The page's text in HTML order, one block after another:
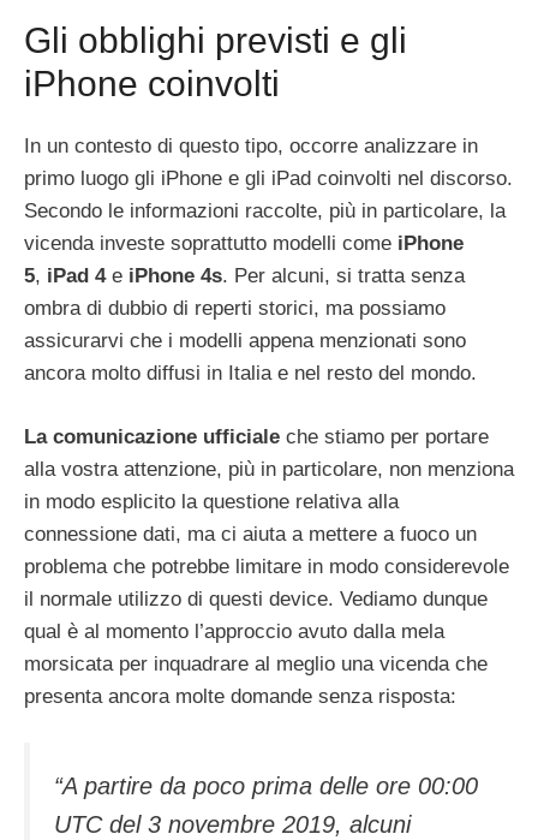
Gli obblighi previsti e gli
iPhone coinvolti
In un contesto di questo tipo, occorre analizzare in
primo luogo gli iPhone e gli iPad coinvolti nel discorso.
Secondo le informazioni raccolte, più in particolare, la
vicenda investe soprattutto modelli come iPhone
5, iPad 4 e iPhone 4s. Per alcuni, si tratta senza
ombra di dubbio di reperti storici, ma possiamo
assicurarvi che i modelli appena menzionati sono
ancora molto diffusi in Italia e nel resto del mondo.
La comunicazione ufficiale che stiamo per portare
alla vostra attenzione, più in particolare, non menziona
in modo esplicito la questione relativa alla
connessione dati, ma ci aiuta a mettere a fuoco un
problema che potrebbe limitare in modo considerevole
il normale utilizzo di questi device. Vediamo dunque
qual è al momento l’approccio avuto dalla mela
morsicata per inquadrare al meglio una vicenda che
presenta ancora molte domande senza risposta:
“A partire da poco prima delle ore 00:00
UTC del 3 novembre 2019, alcuni